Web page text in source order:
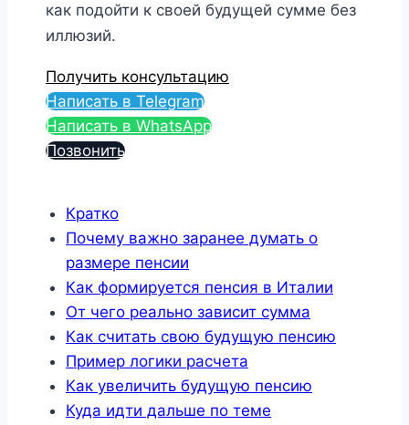
как подойти к своей будущей сумме без
иллюзий.
Получить консультацию
Написать в Telegram
Написать в WhatsApp
Позвонить
Кратко
Почему важно заранее думать о
размере пенсии
Как формируется пенсия в Италии
От чего реально зависит сумма
Как считать свою будущую пенсию
Пример логики расчета
Как увеличить будущую пенсию
Куда идти дальше по теме